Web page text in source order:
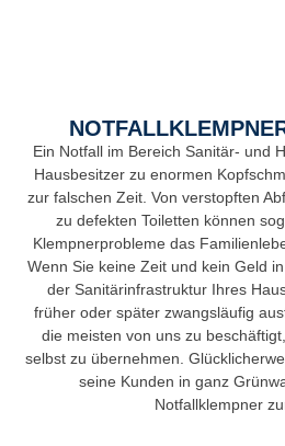
Ein Notfall im Bereich Sanitär- und
Hausbesitzer zu enormen
zur falschen Zeit. Von verstopften
zu defekten Toiletten können
Klempnerprobleme das
Wenn Sie keine Zeit und kein Geld
der Sanitärinfrastruktur Ihres
früher oder später zwangsläufig
die meisten von uns zu
selbst zu übernehmen.
seine Kunden in ganz
Notfallklempner